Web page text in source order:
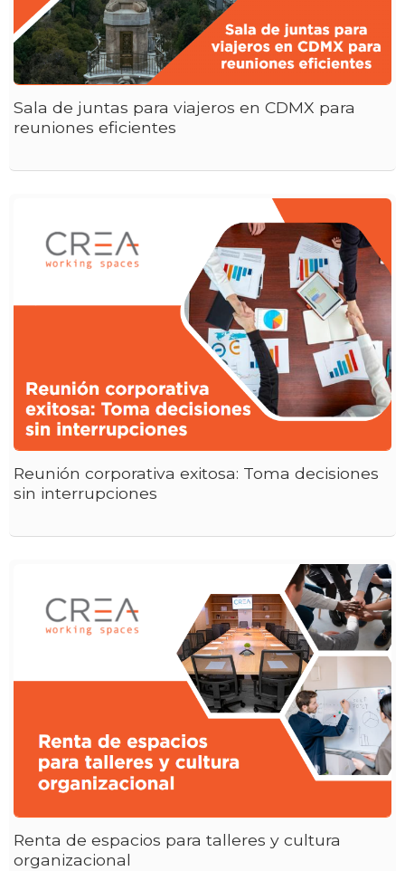
Sala de juntas para viajeros en CDMX para
reuniones eficientes
Reunión corporativa exitosa: Toma decisiones
sin interrupciones
Renta de espacios para talleres y cultura
organizacional